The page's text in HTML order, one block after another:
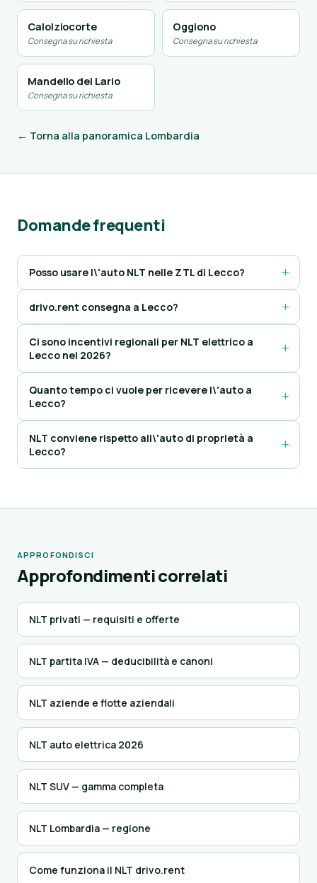
Calolziocorte
Consegna su richiesta
Oggiono
Consegna su richiesta
Mandello del Lario
Consegna su richiesta
← Torna alla panoramica Lombardia
Domande frequenti
Posso usare l\'auto NLT nelle ZTL di Lecco?
drivo.rent consegna a Lecco?
Ci sono incentivi regionali per NLT elettrico a
Lecco nel 2026?
Quanto tempo ci vuole per ricevere l\'auto a
Lecco?
NLT conviene rispetto all\'auto di proprietà a
Lecco?
APPROFONDISCI
Approfondimenti correlati
NLT privati — requisiti e offerte
NLT partita IVA — deducibilità e canoni
NLT aziende e flotte aziendali
NLT auto elettrica 2026
NLT SUV — gamma completa
NLT Lombardia — regione
Come funziona il NLT drivo.rent